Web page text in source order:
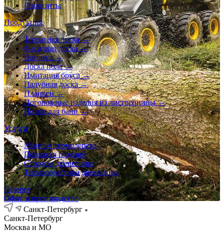
Реквизиты
Продукция
Террасная доска →
Фасадная доска →
Вагонка →
Доска пола →
Имитация бруса →
Палубная доска →
Планкен →
Погонажные изделия из лиственницы →
Полок для бани →
Услуги
Монтаж термодерева
Покраска изделий
Строжка древесины
Термообработка древесины
Галерея
Офис и производство
Санкт-Петербург
Санкт-Петербург
Москва и МО